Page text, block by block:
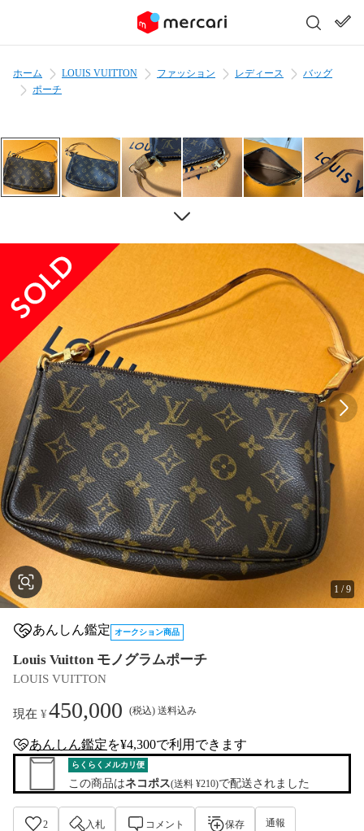
ホーム LOUIS VUITTON ファッション レディース
バッグ
ポーチ
1 /9
あんしん鑑定 オークション商品
Louis Vuitton モノグラムポーチ
LOUIS VUITTON
現在 ¥450,000 (税込) 送料込み
anshin-appraisal-tag
あんしん鑑定を¥4,300で利用できます
らくらくメルカリ便
この商品はネコポス(送料 ¥210)で配送されました
2 入札 コメント 保存 通報